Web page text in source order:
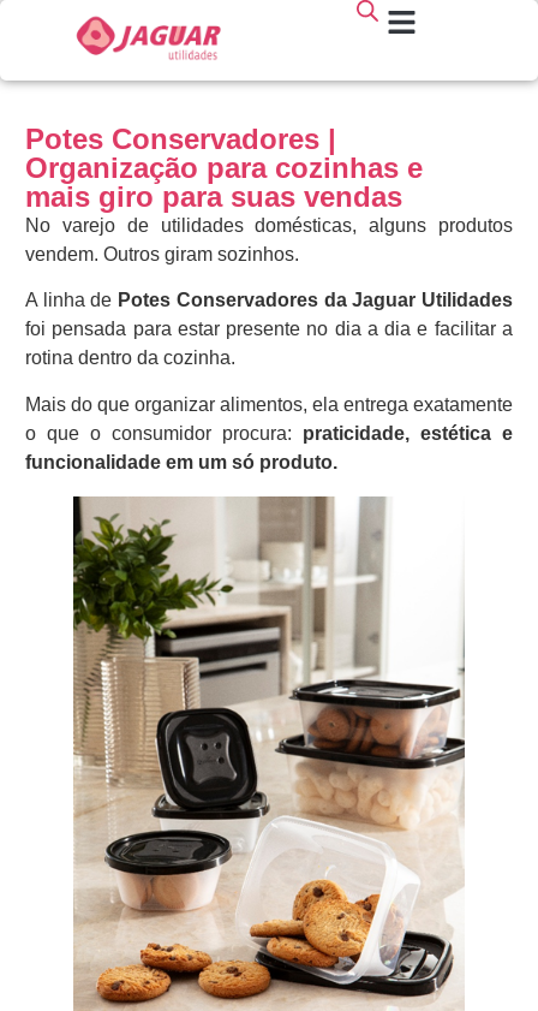
Potes Conservadores |
Organização para cozinhas e
mais giro para suas vendas
No varejo de utilidades domésticas, alguns produtos
vendem. Outros giram sozinhos.
A linha de Potes Conservadores da Jaguar Utilidades
foi pensada para estar presente no dia a dia e facilitar a
rotina dentro da cozinha.
Mais do que organizar alimentos, ela entrega exatamente
o que o consumidor procura: praticidade, estética e
funcionalidade em um só produto.